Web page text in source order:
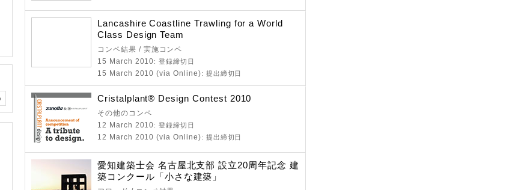
Lancashire Coastline Trawling for a World
Class Design Team
コンペ結果 / 実施コンペ
15 March 2010: 登録締切日
15 March 2010 (via Online): 提出締切日
Cristalplant® Design Contest 2010
その他のコンペ
12 March 2010: 登録締切日
12 March 2010 (via Online): 提出締切日
愛知建築士会 名古屋北支部 設立20周年記念 建
築コンクール「小さな建築」